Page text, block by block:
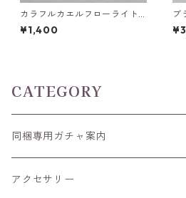
カラフルカエルフローライト
彫刻 置物 4.7g前後 高さ14m
m前後
¥1,400
ブ
ト
ト
CATEGORY
同梱専用ガチャ案内
アクセサリー